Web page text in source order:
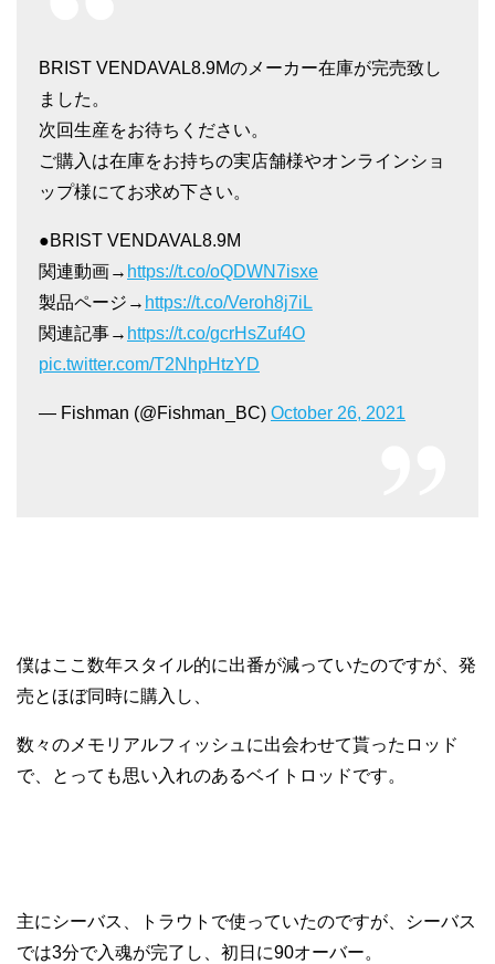
BRIST VENDAVAL8.9Mのメーカー在庫が完売致し
ました。
次回生産をお待ちください。
ご購入は在庫をお持ちの実店舗様やオンラインショ
ップ様にてお求め下さい。
●BRIST VENDAVAL8.9M
関連動画→ https://t.co/oQDWN7isxe
製品ページ→ https://t.co/Veroh8j7iL
関連記事→ https://t.co/gcrHsZuf4O
pic.twitter.com/T2NhpHtzYD
— Fishman (@Fishman_BC) October 26, 2021
僕はここ数年スタイル的に出番が減っていたのですが、発
売とほぼ同時に購入し、
数々のメモリアルフィッシュに出会わせて貰ったロッド
で、とっても思い入れのあるベイトロッドです。
主にシーバス、トラウトで使っていたのですが、シーバス
では3分で入魂が完了し、初日に90オーバー。